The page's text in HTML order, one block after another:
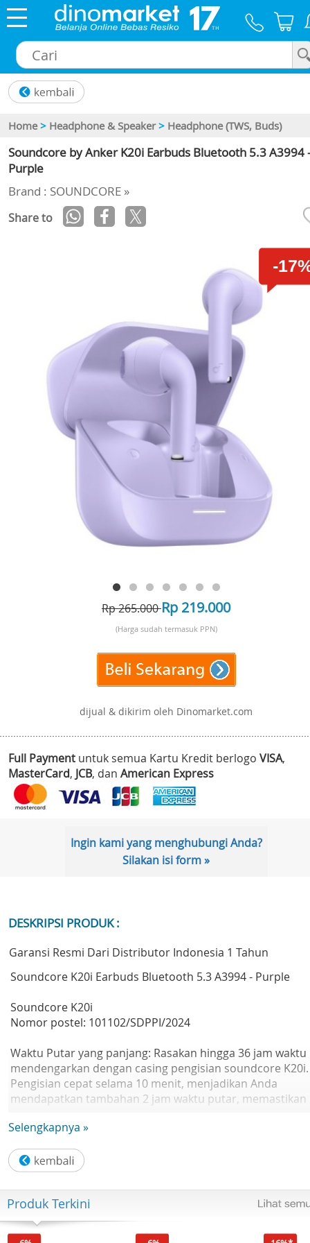
Home > Headphone & Speaker > Headphone (TWS, Buds)
Soundcore by Anker K20i Earbuds Bluetooth 5.3 A3994 -
Purple
Brand : SOUNDCORE »
Share to
-
Rp 265.000Rp 219.000
(Harga sudah termasuk PPN)
dijual & dikirim oleh Dinomarket.com
Full Payment untuk semua Kartu Kredit berlogo VISA,
MasterCard, JCB, dan American Express
Ingin kami yang menghubungi Anda?
Silakan isi form »
DESKRIPSI PRODUK :
Garansi Resmi Dari Distributor Indonesia 1 Tahun
Soundcore K20i Earbuds Bluetooth 5.3 A3994 - Purple
Soundcore K20i
Nomor postel: 101102/SDPPI/2024
Waktu Putar yang panjang: Rasakan hingga 36 jam waktu
mendengarkan dengan casing pengisian soundcore K20i.
Pengisian cepat selama 10 menit, menjadikan Anda
mendapatkan tambahan 2 jam waktu putar, memastikan
mana saja.
Suara Jernih: Earbud soundcore K20i dilengkapi dengan
driver dinamis 13mm dan desain torus yang inovatif,
dipadukan dengan teknologi BassUp, sehingga sempurna
untuk mendengarkan podcast dengan kejernihan suara
yang optimal.
Selengkapnya »
Produk Terkini